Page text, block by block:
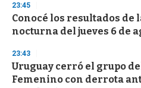
d
s
o
f
3
s
e
c
23:45
Conocé los resultados de
nocturna del jueves 6 de
23:43
Uruguay cerró el grupo
Femenino con derrota